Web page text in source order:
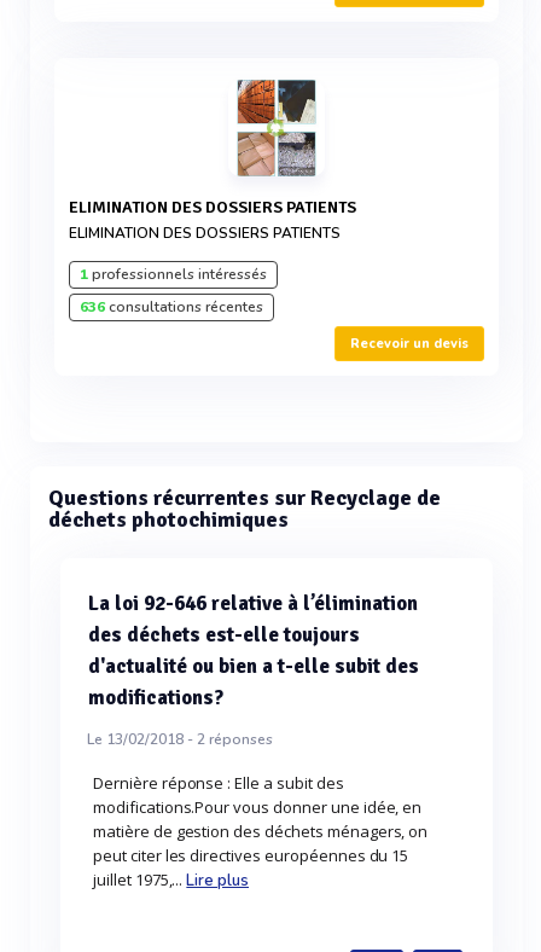
ELIMINATION DES DOSSIERS PATIENTS
ELIMINATION DES DOSSIERS PATIENTS
1professionnels intéressés
636consultations récentes
Recevoir un devis
Questions récurrentes sur Recyclage de
déchets photochimiques
La loi 92-646 relative à l’élimination
des déchets est-elle toujours
d'actualité ou bien a t-elle subit des
modifications?
Le 13/02/2018 -2réponses
Dernière réponse : Elle a subit des
modifications.Pour vous donner une idée, en
matière de gestion des déchets ménagers, on
peut citer les directives européennes du 15
juillet 1975,...Lire plus